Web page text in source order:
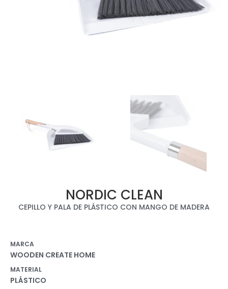
NORDIC CLEAN
CEPILLO Y PALA DE PLÁSTICO CON MANGO DE MADERA
MARCA
WOODEN CREATE HOME
MATERIAL
PLÁSTICO